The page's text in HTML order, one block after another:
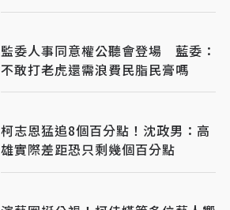
監委人事同意權公聽會登場 藍委：
不敢打老虎還需浪費民脂民膏嗎
柯志恩猛追8個百分點！沈政男：高
雄實際差距恐只剩幾個百分點